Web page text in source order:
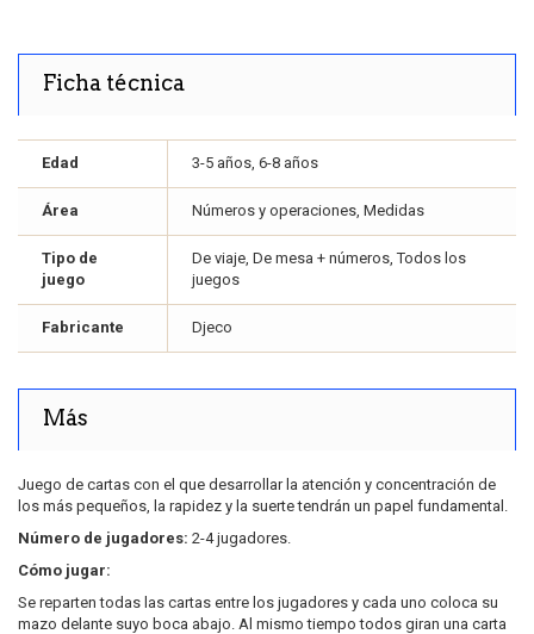
Ficha técnica
Edad 3-5 años, 6-8 años
Área Números y operaciones, Medidas
Tipo de
juego
De viaje, De mesa + números, Todos los
juegos
Fabricante Djeco
Más
Juego de cartas con el que desarrollar la atención y concentración de
los más pequeños, la rapidez y la suerte tendrán un papel fundamental.
Número de jugadores: 2-4 jugadores.
Cómo jugar:
Se reparten todas las cartas entre los jugadores y cada uno coloca su
mazo delante suyo boca abajo. Al mismo tiempo todos giran una carta